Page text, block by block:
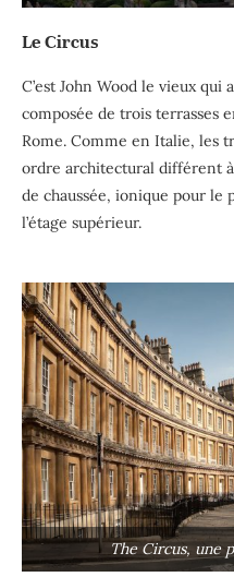
Le Circus
C’est John Wood le vieux qui
composée de trois terrasses
Rome. Comme en Italie, les
ordre architectural différent
de chaussée, ionique pour
l’étage supérieur.
The Circus, une